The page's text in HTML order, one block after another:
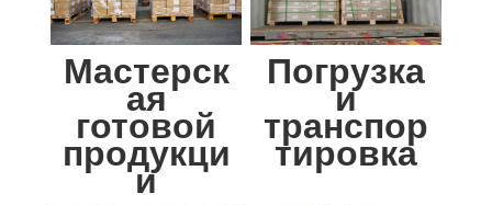
Мастерск
ая
готовой
продукци
и
Погрузка
и
транспор
тировка